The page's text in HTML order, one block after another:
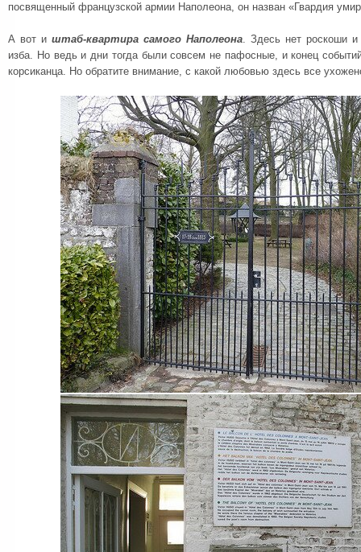
посвященный французской армии Наполеона, он назван «Гвардия
А вот и штаб-квартира самого Наполеона. Здесь нет роскоши
изба. Но ведь и дни тогда были совсем не пафосные, и конец
корсиканца. Но обратите внимание, с какой любовью здесь все